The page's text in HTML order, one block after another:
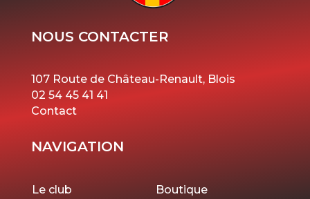
NOUS CONTACTER
107 Route de Château-Renault, Blois
02 54 45 41 41
Contact
NAVIGATION
Le club
Boutique